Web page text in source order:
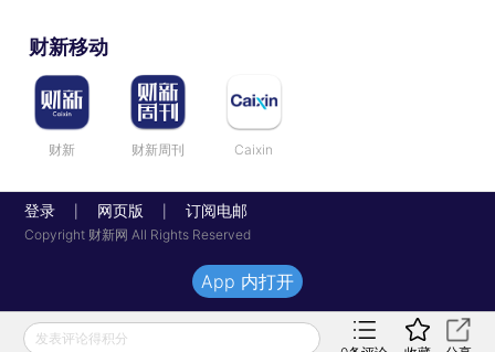
财新移动
财新 财新周刊 Caixin
登录 网页版 订阅电邮
Copyright 财新网 All Rights Reserved
发表评论得积分
App 内打开